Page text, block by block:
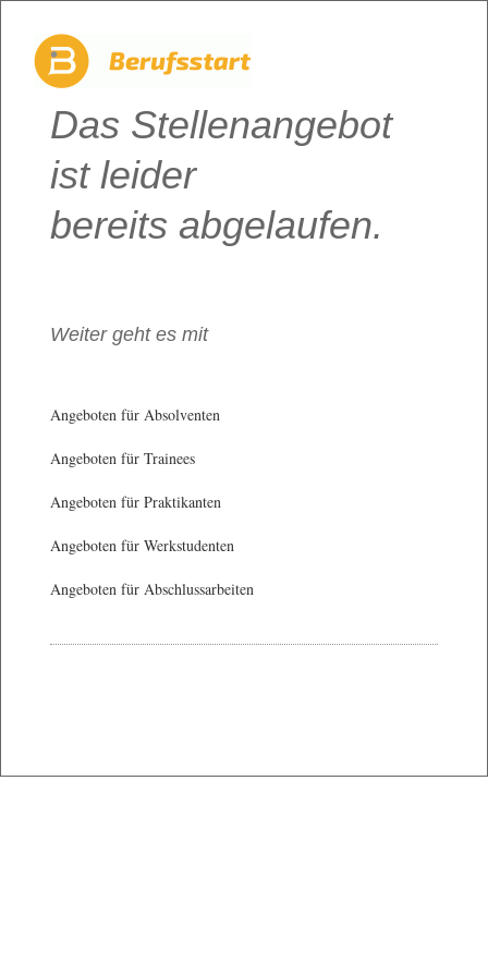
Das Stellenangebot
ist leider
bereits abgelaufen.
Weiter geht es mit
Angeboten für Absolventen
Angeboten für Trainees
Angeboten für Praktikanten
Angeboten für Werkstudenten
Angeboten für Abschlussarbeiten